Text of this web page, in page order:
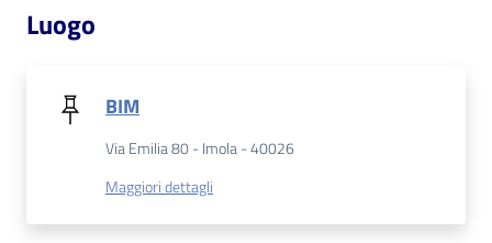
on line
bibliotecario
Luogo
BIM
Via Emilia 80 - Imola - 40026
Maggiori dettagli